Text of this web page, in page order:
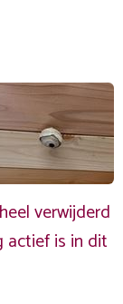
verwijderd
actief is in dit